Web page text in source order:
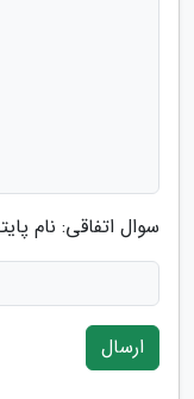
سوال اتفاقی: نام
ارسال